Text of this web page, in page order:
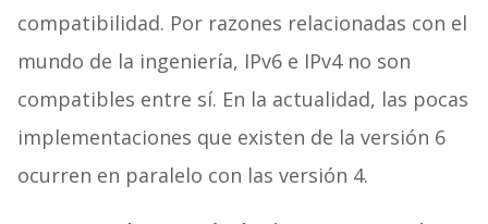
compatibilidad. Por razones relacionadas con el
mundo de la ingeniería, IPv6 e IPv4 no son
compatibles entre sí. En la actualidad, las pocas
implementaciones que existen de la versión 6
ocurren en paralelo con las versión 4.